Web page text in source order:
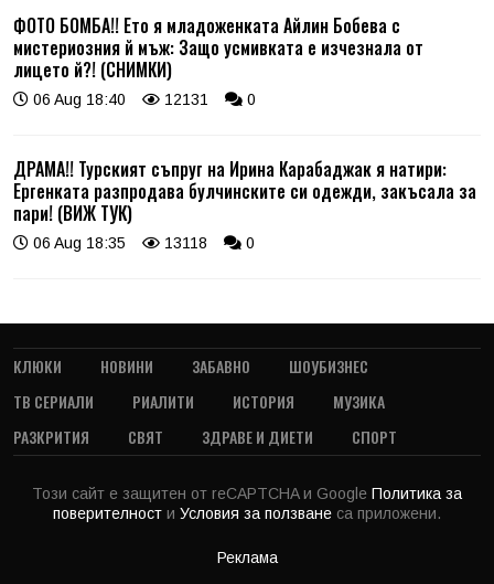
ФОТО БОМБА!! Ето я младоженката Айлин Бобева с
мистериозния й мъж: Защо усмивката е изчезнала от
лицето й?! (СНИМКИ)
06 Aug 18:40 12131 0
ДРАМА!! Турският съпруг на Ирина Карабаджак я натири:
Ергенката разпродава булчинските си одежди, закъсала за
пари! (ВИЖ ТУК)
06 Aug 18:35 13118 0
КЛЮКИ НОВИНИ ЗАБАВНО
ШОУБИЗНЕС
ТВ СЕРИАЛИ
РИАЛИТИ ИСТОРИЯ
МУЗИКА
РАЗКРИТИЯ
СВЯТ ЗДРАВЕ И ДИЕТИ СПОРТ
Този сайт е защитен от reCAPTCHA и Google Политика за
поверителност и Условия за ползване са приложени.
Реклама